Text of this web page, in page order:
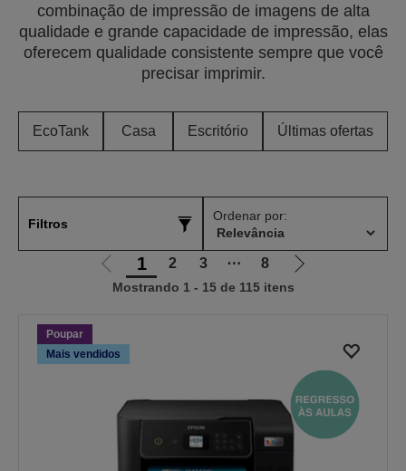
combinação de impressão de imagens de alta
qualidade e grande capacidade de impressão, elas
oferecem qualidade consistente sempre que você
precisar imprimir.
EcoTank Casa Escritório Últimas ofertas
Filtros
Ordenar por:
Ir
para
anterior
1 2 3 ⋯ 8
Ir
Mostrando 1 - 15 de 115 itens
Poupar
Mais vendidos